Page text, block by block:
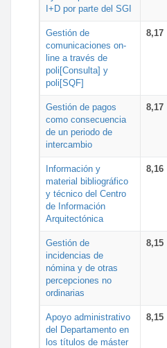
I+D por parte del SGI
Gestión de
comunicaciones on-
line a través de
poli[Consulta] y
poli[SQF]
8,17
Gestión de pagos
como consecuencia
de un periodo de
intercambio
8,17
Información y
material bibliográfico
y técnico del Centro
de Información
Arquitectónica
8,16
Gestión de
incidencias de
nómina y de otras
percepciones no
ordinarias
8,15
Apoyo administrativo
del Departamento en
los títulos de máster
8,15